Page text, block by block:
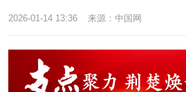
2026-01-14 13:36 来源：中国网